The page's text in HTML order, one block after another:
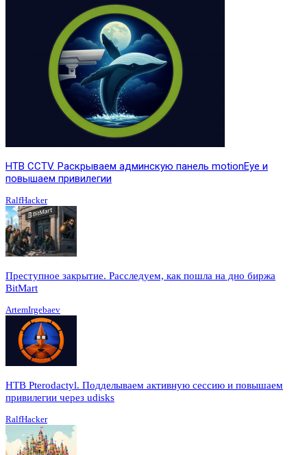
HTB CCTV. Раскрываем админскую панель motionEye и
повышаем привилегии
RalfHacker
Преступное закрытие. Расследуем, как пошла на дно биржа
BitMart
ArtemIrgebaev
HTB Pterodactyl. Подделываем активную сессию и повышаем
привилегии через udisks
RalfHacker